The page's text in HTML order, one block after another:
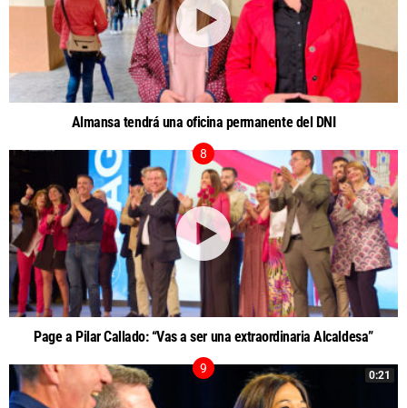
Almansa tendrá una oficina permanente del DNI
Page a Pilar Callado: “Vas a ser una extraordinaria Alcaldesa”
0:21